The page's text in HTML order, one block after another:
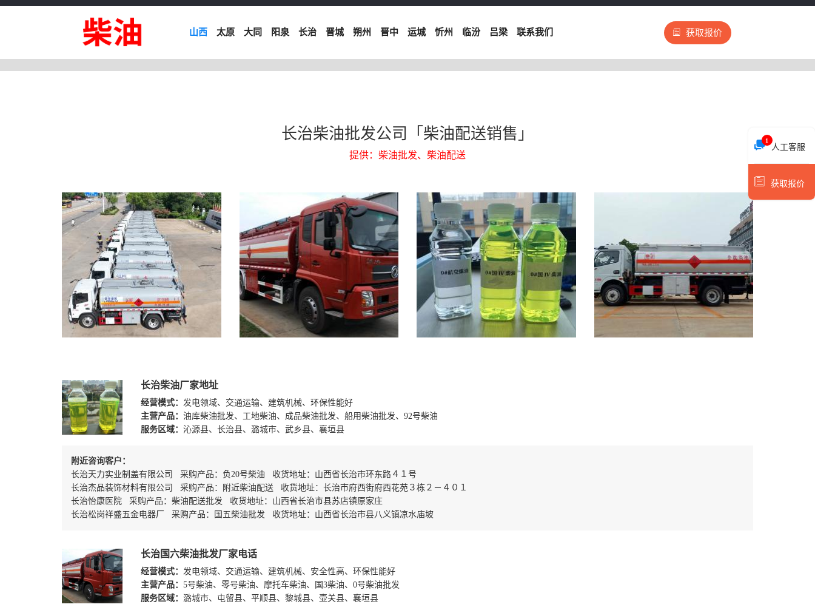
山西 太原 大同 阳泉 长治 晋城 朔州 晋中 运城 忻州 临汾 吕梁 联系我们 获取报价
长治柴油批发公司「柴油配送销售」
提供：柴油批发、柴油配送
长治柴油厂家地址
经营模式： 发电领域、交通运输、建筑机械、环保性能好
主营产品： 油库柴油批发、工地柴油、成品柴油批发、船用柴油批发、92号柴油
服务区域： 沁源县、长治县、潞城市、武乡县、襄垣县
附近咨询客户：
长治天力实业制盖有限公司 采购产品：负20号柴油 收货地址：山西省长治市环东路４１号
长治杰品装饰材料有限公司 采购产品：附近柴油配送 收货地址：长治市府西街府西花苑３栋２－４０１
长治怡康医院 采购产品：柴油配送批发 收货地址：山西省长治市县苏店镇原家庄
长治松岗祥盛五金电器厂 采购产品：国五柴油批发 收货地址：山西省长治市县八义镇凉水庙坡
长治国六柴油批发厂家电话
经营模式： 发电领域、交通运输、建筑机械、安全性高、环保性能好
主营产品： 5号柴油、零号柴油、摩托车柴油、国3柴油、0号柴油批发
服务区域： 潞城市、屯留县、平顺县、黎城县、壶关县、襄垣县
人工客服
1
获取报价